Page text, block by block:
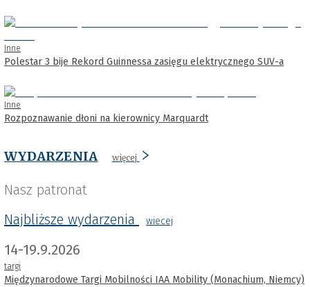
Inne
Polestar 3 bije Rekord Guinnessa zasięgu elektrycznego SUV-a
Inne
Rozpoznawanie dłoni na kierownicy Marquardt
WYDARZENIA więcej
Nasz patronat
Najbliższe wydarzenia
wiecej
14-19.9.2026
targi
Międzynarodowe Targi Mobilności IAA Mobility (Monachium, Niemcy)